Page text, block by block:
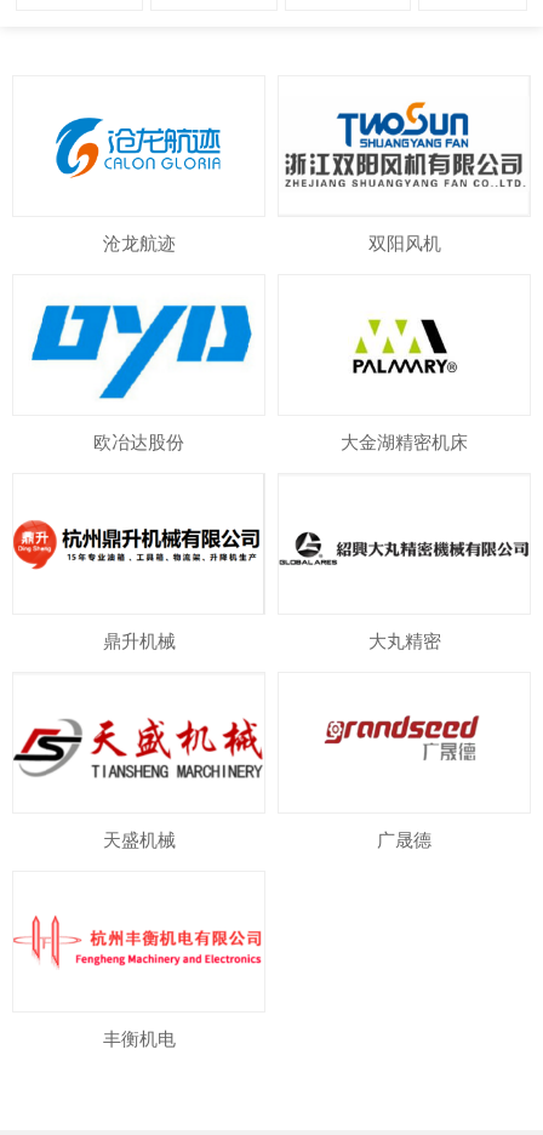
沧龙航迹 双阳风机
欧冶达股份 大金湖精密机床
鼎升机械 大丸精密
天盛机械 广晟德
丰衡机电